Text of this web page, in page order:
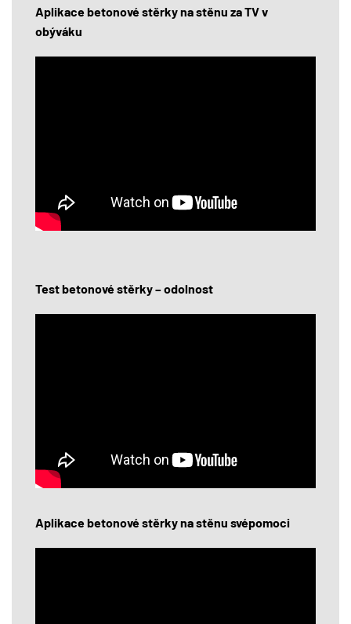
Aplikace betonové stěrky na stěnu za TV v
obýváku
Test betonové stěrky – odolnost
Aplikace betonové stěrky na stěnu svépomoci